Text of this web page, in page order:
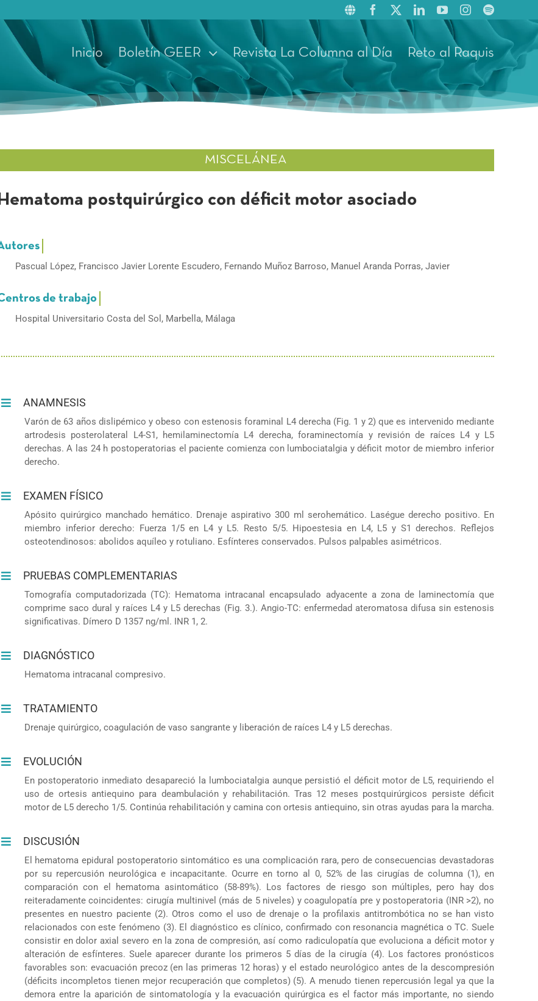
Inicio Boletín GEER Revista La Columna al Día Reto al Raquis
MISCELÁNEA
Hematoma postquirúrgico con déficit motor asociado
Pascual López, Francisco Javier Lorente Escudero, Fernando Muñoz Barroso, Manuel Aranda Porras, Javier
Hospital Universitario Costa del Sol, Marbella, Málaga
ANAMNESIS
Varón de 63 años dislipémico y obeso con estenosis foraminal L4 derecha (Fig. 1 y 2) que es intervenido mediante
artrodesis posterolateral L4-S1, hemilaminectomía L4 derecha, foraminectomía y revisión de raíces L4 y L5
derechas. A las 24 h postoperatorias el paciente comienza con lumbociatalgia y déficit motor de miembro inferior
derecho.
EXAMEN FÍSICO
Apósito quirúrgico manchado hemático. Drenaje aspirativo 300 ml serohemático. Laségue derecho positivo. En
miembro inferior derecho: Fuerza 1/5 en L4 y L5. Resto 5/5. Hipoestesia en L4, L5 y S1 derechos. Reflejos
osteotendinosos: abolidos aquíleo y rotuliano. Esfínteres conservados. Pulsos palpables asimétricos.
PRUEBAS COMPLEMENTARIAS
Tomografía computadorizada (TC): Hematoma intracanal encapsulado adyacente a zona de laminectomía que
comprime saco dural y raíces L4 y L5 derechas (Fig. 3.). Angio-TC: enfermedad ateromatosa difusa sin estenosis
significativas. Dímero D 1357 ng/ml. INR 1, 2.
DIAGNÓSTICO
Hematoma intracanal compresivo.
TRATAMIENTO
Drenaje quirúrgico, coagulación de vaso sangrante y liberación de raíces L4 y L5 derechas.
EVOLUCIÓN
En postoperatorio inmediato desapareció la lumbociatalgia aunque persistió el déficit motor de L5, requiriendo el
uso de ortesis antiequino para deambulación y rehabilitación. Tras 12 meses postquirúrgicos persiste déficit
motor de L5 derecho 1/5. Continúa rehabilitación y camina con ortesis antiequino, sin otras ayudas para la marcha.
DISCUSIÓN
El hematoma epidural postoperatorio sintomático es una complicación rara, pero de consecuencias devastadoras
por su repercusión neurológica e incapacitante. Ocurre en torno al 0, 52% de las cirugías de columna (1), en
comparación con el hematoma asintomático (58-89%). Los factores de riesgo son múltiples, pero hay dos
reiteradamente coincidentes: cirugía multinivel (más de 5 niveles) y coagulopatía pre y postoperatoria (INR >2), no
presentes en nuestro paciente (2). Otros como el uso de drenaje o la profilaxis antitrombótica no se han visto
relacionados con este fenómeno (3). El diagnóstico es clínico, confirmado con resonancia magnética o TC. Suele
consistir en dolor axial severo en la zona de compresión, así como radiculopatía que evoluciona a déficit motor y
alteración de esfínteres. Suele aparecer durante los primeros 5 días de la cirugía (4). Los factores pronósticos
favorables son: evacuación precoz (en las primeras 12 horas) y el estado neurológico antes de la descompresión
(déficits incompletos tienen mejor recuperación que completos) (5). A menudo tienen repercusión legal ya que la
demora entre la aparición de sintomatología y la evacuación quirúrgica es el factor más importante, no siendo